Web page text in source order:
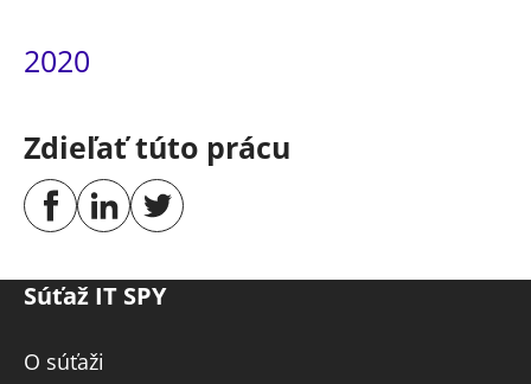
2020
Zdieľať túto prácu
Súťaž IT SPY
O súťaži